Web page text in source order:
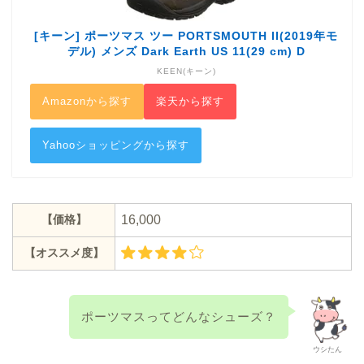
[キーン] ポーツマス ツー PORTSMOUTH II(2019年モ
デル) メンズ Dark Earth US 11(29 cm) D
KEEN(キーン)
Amazonから探す 楽天から探す
Yahooショッピングから探す
【価格】 16,000
【オススメ度】
ウシたん
ポーツマスってどんなシューズ？